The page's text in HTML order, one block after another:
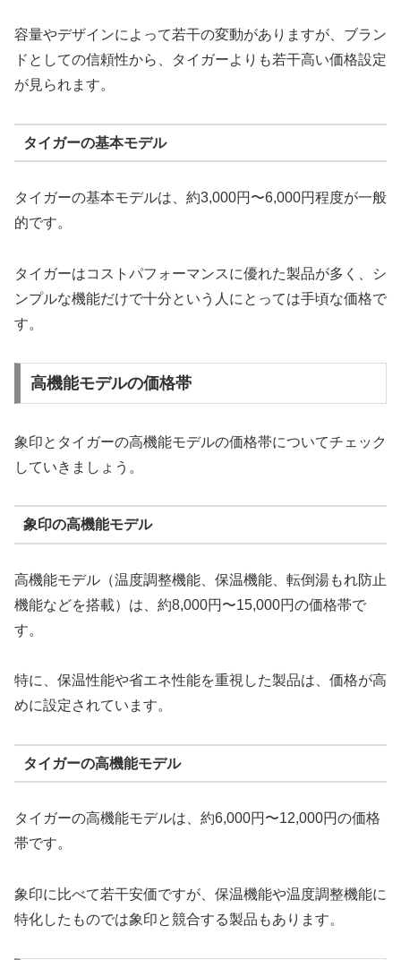
容量やデザインによって若干の変動がありますが、ブラン
ドとしての信頼性から、タイガーよりも若干高い価格設定
が見られます。
タイガーの基本モデル
タイガーの基本モデルは、約3,000円〜6,000円程度が一般
的です。
タイガーはコストパフォーマンスに優れた製品が多く、シ
ンプルな機能だけで十分という人にとっては手頃な価格で
す。
高機能モデルの価格帯
象印とタイガーの高機能モデルの価格帯についてチェック
していきましょう。
象印の高機能モデル
高機能モデル（温度調整機能、保温機能、転倒湯もれ防止
機能などを搭載）は、約8,000円〜15,000円の価格帯で
す。
特に、保温性能や省エネ性能を重視した製品は、価格が高
めに設定されています。
タイガーの高機能モデル
タイガーの高機能モデルは、約6,000円〜12,000円の価格
帯です。
象印に比べて若干安価ですが、保温機能や温度調整機能に
特化したものでは象印と競合する製品もあります。